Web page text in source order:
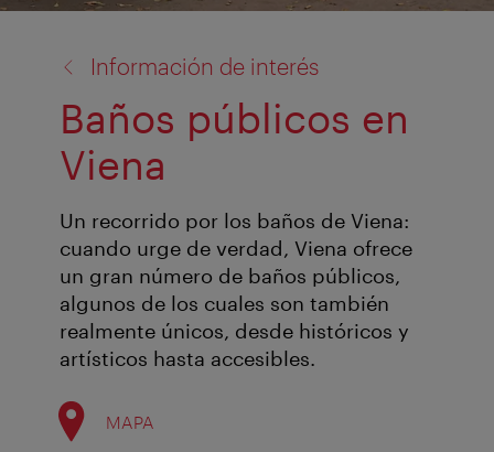
Información de interés
Baños públicos en
Viena
Un recorrido por los baños de Viena:
cuando urge de verdad, Viena ofrece
un gran número de baños públicos,
algunos de los cuales son también
realmente únicos, desde históricos y
artísticos hasta accesibles.
MAPA